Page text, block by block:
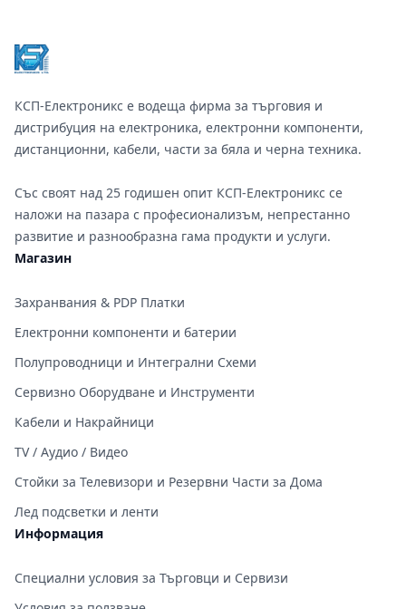
КСП-Електроникс е водеща фирма за търговия и
дистрибуция на електроника, електронни компоненти,
дистанционни, кабели, части за бяла и черна техника.
Със своят над 25 годишен опит КСП-Електроникс се
наложи на пазара с професионализъм, непрестанно
развитие и разнообразна гама продукти и услуги.
Магазин
Захранвания & PDP Платки
Електронни компоненти и батерии
Полупроводници и Интегрални Схеми
Сервизно Оборудване и Инструменти
Кабели и Накрайници
TV / Аудио / Видео
Стойки за Телевизори и Резервни Части за Дома
Лед подсветки и ленти
Информация
Специални условия за Търговци и Сервизи